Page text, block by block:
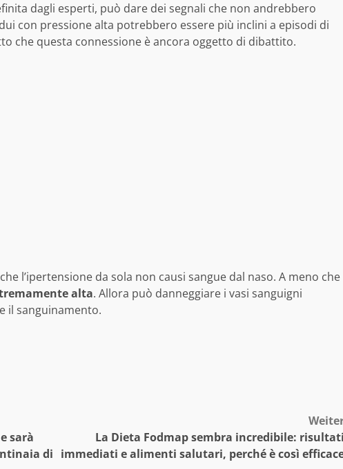
dagli esperti, può dare dei segnali che non andrebbero
con pressione alta potrebbero essere più inclini a episodi di
che questa connessione è ancora oggetto di dibattito.
l’ipertensione da sola non causi sangue dal naso. A meno che
alta. Allora può danneggiare i vasi sanguigni
il sanguinamento.
sarà
di
La Dieta Fodmap sembra incredibile:
immediati e alimenti salutari, perché è così